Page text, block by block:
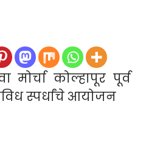
मोर्चा कोल्हापूर पूर्व
स्पर्धांचे आयोजन